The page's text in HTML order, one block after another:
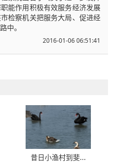
能作用积极有效服务经济发展
检察机关把服务大局、促进经
中。
2016-01-06 06:51:41
昔日小渔村到斐...